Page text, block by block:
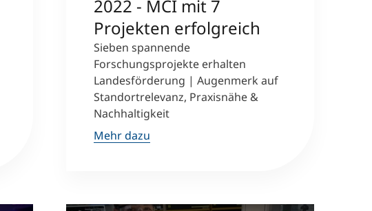
2022 - MCI mit 7
Projekten erfolgreich
Sieben spannende
Forschungsprojekte erhalten
Landesförderung | Augenmerk auf
Standortrelevanz, Praxisnähe &
Nachhaltigkeit
Mehr dazu